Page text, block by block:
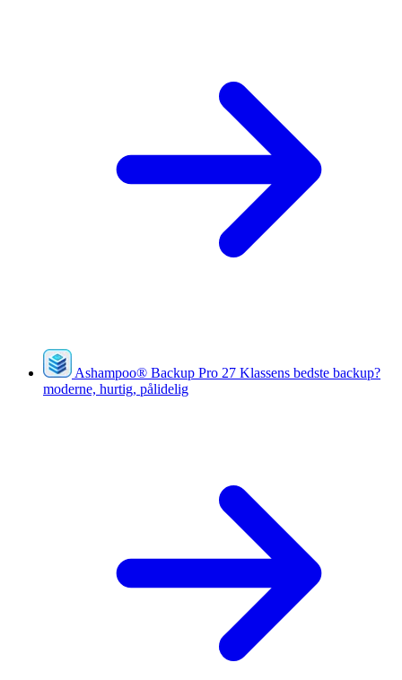
Ashampoo® Backup Pro 27 Klassens bedste backup?
moderne, hurtig, pålidelig